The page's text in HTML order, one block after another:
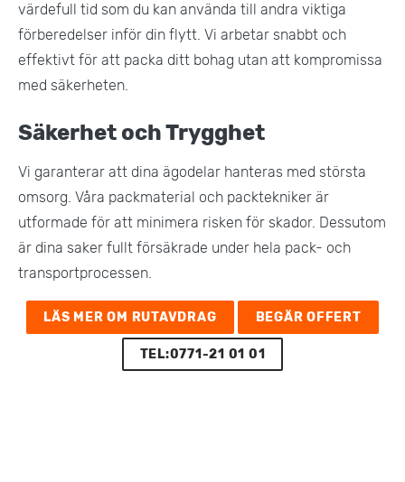
värdefull tid som du kan använda till andra viktiga
förberedelser inför din flytt. Vi arbetar snabbt och
effektivt för att packa ditt bohag utan att kompromissa
med säkerheten​.
Säkerhet och Trygghet
Vi garanterar att dina ägodelar hanteras med största
omsorg. Våra packmaterial och packtekniker är
utformade för att minimera risken för skador. Dessutom
är dina saker fullt försäkrade under hela pack- och
transportprocessen​.
LÄS MER OM RUTAVDRAG BEGÄR OFFERT
TEL:0771-21 01 01